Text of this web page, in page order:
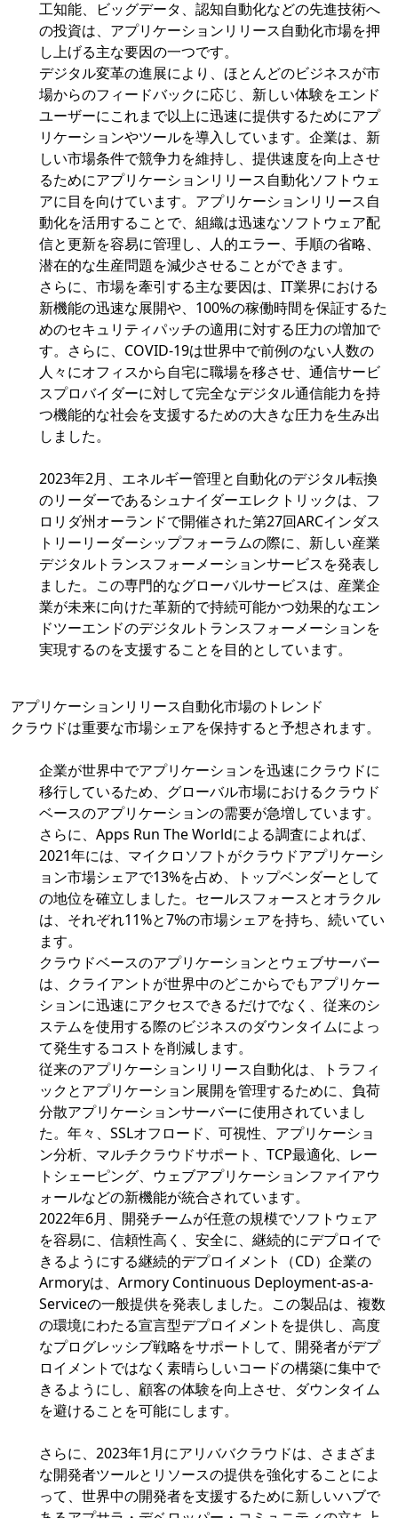
工知能、ビッグデータ、認知自動化などの先進技術へ
の投資は、アプリケーションリリース自動化市場を押
し上げる主な要因の一つです。
デジタル変革の進展により、ほとんどのビジネスが市
場からのフィードバックに応じ、新しい体験をエンド
ユーザーにこれまで以上に迅速に提供するためにアプ
リケーションやツールを導入しています。企業は、新
しい市場条件で競争力を維持し、提供速度を向上させ
るためにアプリケーションリリース自動化ソフトウェ
アに目を向けています。アプリケーションリリース自
動化を活用することで、組織は迅速なソフトウェア配
信と更新を容易に管理し、人的エラー、手順の省略、
潜在的な生産問題を減少させることができます。
さらに、市場を牽引する主な要因は、IT業界における
新機能の迅速な展開や、100%の稼働時間を保証するた
めのセキュリティパッチの適用に対する圧力の増加で
す。さらに、COVID-19は世界中で前例のない人数の
人々にオフィスから自宅に職場を移させ、通信サービ
スプロバイダーに対して完全なデジタル通信能力を持
つ機能的な社会を支援するための大きな圧力を生み出
しました。
2023年2月、エネルギー管理と自動化のデジタル転換
のリーダーであるシュナイダーエレクトリックは、フ
ロリダ州オーランドで開催された第27回ARCインダス
トリーリーダーシップフォーラムの際に、新しい産業
デジタルトランスフォーメーションサービスを発表し
ました。この専門的なグローバルサービスは、産業企
業が未来に向けた革新的で持続可能かつ効果的なエン
ドツーエンドのデジタルトランスフォーメーションを
実現するのを支援することを目的としています。
アプリケーションリリース自動化市場のトレンド
クラウドは重要な市場シェアを保持すると予想されます。
企業が世界中でアプリケーションを迅速にクラウドに
移行しているため、グローバル市場におけるクラウド
ベースのアプリケーションの需要が急増しています。
さらに、Apps Run The Worldによる調査によれば、
2021年には、マイクロソフトがクラウドアプリケーシ
ョン市場シェアで13%を占め、トップベンダーとして
の地位を確立しました。セールスフォースとオラクル
は、それぞれ11%と7%の市場シェアを持ち、続いてい
ます。
クラウドベースのアプリケーションとウェブサーバー
は、クライアントが世界中のどこからでもアプリケー
ションに迅速にアクセスできるだけでなく、従来のシ
ステムを使用する際のビジネスのダウンタイムによっ
て発生するコストを削減します。
従来のアプリケーションリリース自動化は、トラフィ
ックとアプリケーション展開を管理するために、負荷
分散アプリケーションサーバーに使用されていまし
た。年々、SSLオフロード、可視性、アプリケーショ
ン分析、マルチクラウドサポート、TCP最適化、レー
トシェーピング、ウェブアプリケーションファイアウ
ォールなどの新機能が統合されています。
2022年6月、開発チームが任意の規模でソフトウェア
を容易に、信頼性高く、安全に、継続的にデプロイで
きるようにする継続的デプロイメント（CD）企業の
Armoryは、Armory Continuous Deployment-as-a-
Serviceの一般提供を発表しました。この製品は、複数
の環境にわたる宣言型デプロイメントを提供し、高度
なプログレッシブ戦略をサポートして、開発者がデプ
ロイメントではなく素晴らしいコードの構築に集中で
きるようにし、顧客の体験を向上させ、ダウンタイム
を避けることを可能にします。
さらに、2023年1月にアリババクラウドは、さまざま
な開発者ツールとリソースの提供を強化することによ
って、世界中の開発者を支援するために新しいハブで